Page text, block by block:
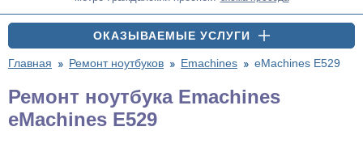
ОКАЗЫВАЕМЫЕ УСЛУГИ
Главная Ремонт ноутбуков Emachines eMachines E529
Ремонт ноутбука Emachines
eMachines E529